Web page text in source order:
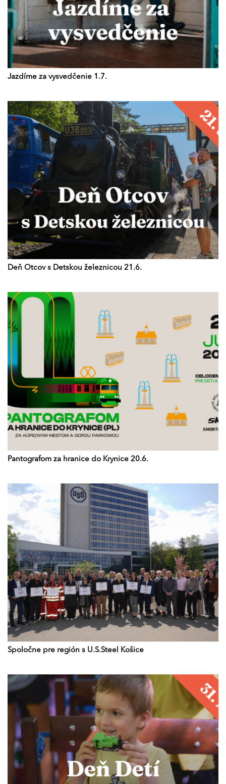
Jazdíme za vysvedčenie 1.7.
Deň Otcov s Detskou železnicou 21.6.
Pantografom za hranice do Krynice 20.6.
Spoločne pre región s U.S.Steel Košice